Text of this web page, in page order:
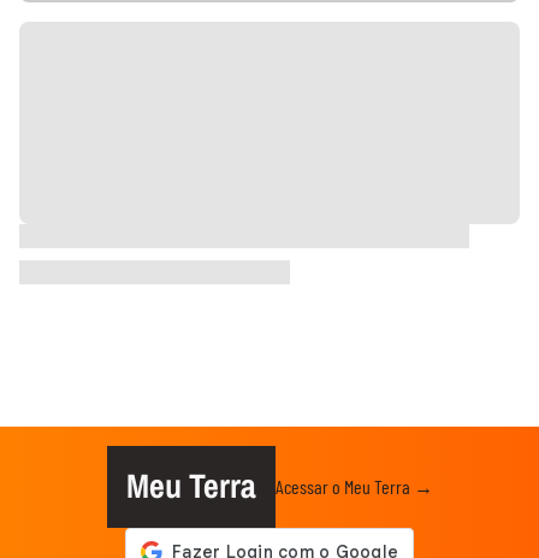
Meu Terra Acessar o Meu Terra →